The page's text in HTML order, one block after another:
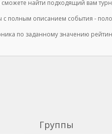
сможете найти подходящий вам
полным описанием события -
по заданному значению
Группы